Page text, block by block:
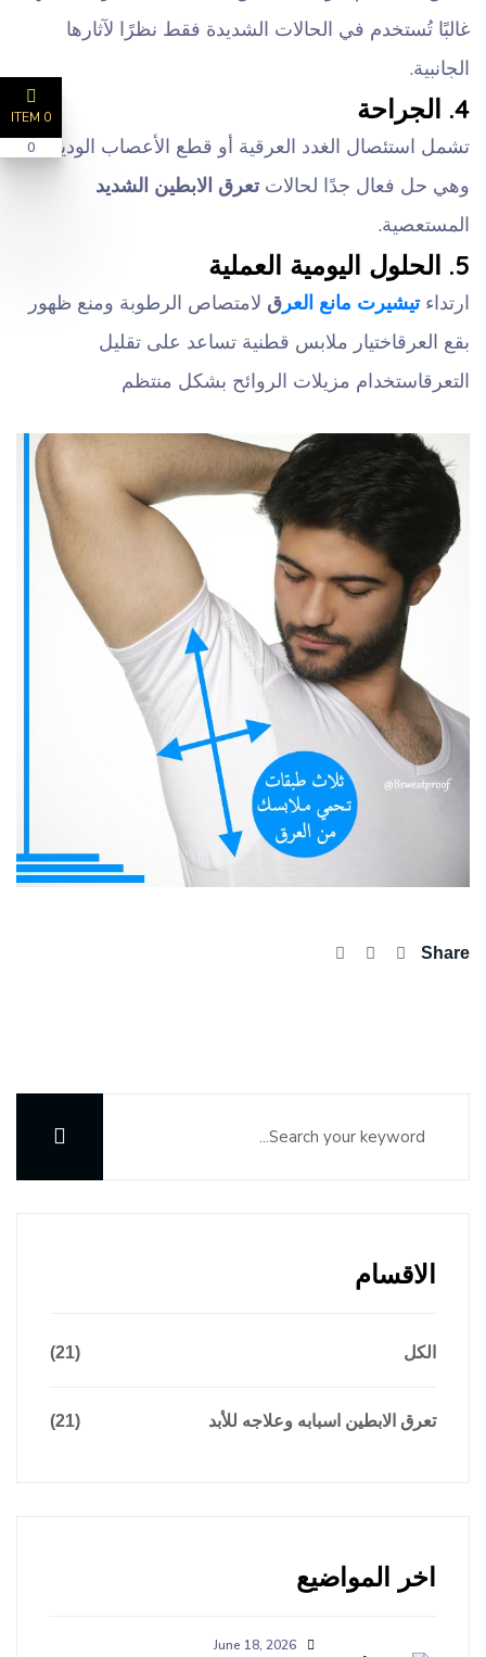
غالبًا تُستخدم في الحالات الشديدة فقط نظرًا لآثارها
الجانبية.
4. الجراحة
تشمل استئصال الغدد العرقية أو قطع الأعصاب الودية،
وهي حل فعال جدًا لحالات تعرق الابطين الشديد
المستعصية.
5. الحلول اليومية العملية
ارتداءتيشيرت مانع العرق لامتصاص الرطوبة ومنع ظهور
بقع العرقاختيار ملابس قطنية تساعد على تقليل
التعرقاستخدام مزيلات الروائح بشكل منتظم
Share
الاقسام
الكل (21)
تعرق الابطين اسبابه وعلاجه للأبد (21)
اخر المواضيع
June 18, 2026
0 ITEM
0